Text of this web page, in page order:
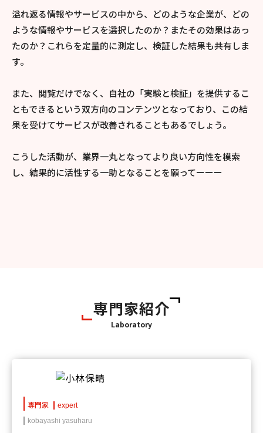
溢れ返る情報やサービスの中から、どのような企業が、どの
ような情報やサービスを選択したのか？またその効果はあっ
たのか？これらを定量的に測定し、検証した結果も共有しま
す。
また、閲覧だけでなく、自社の「実験と検証」を提供するこ
ともできるという双方向のコンテンツとなっており、この結
果を受けてサービスが改善されることもあるでしょう。
こうした活動が、業界一丸となってより良い方向性を模索
し、結果的に活性する一助となることを願ってーーー
専門家紹介
Laboratory
専門家
expert
kobayashi yasuharu